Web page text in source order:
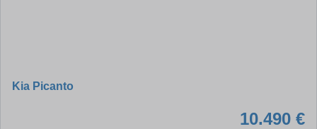
Kia Picanto
10.490 €